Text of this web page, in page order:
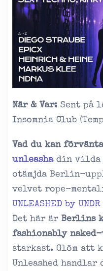
När & Var: Sent på
Insomnia Club
Vad du kan
unleashadin vilda
otämjda Berlin-
velvet rope-
UNLEASHED by
Det här är Berlins
fashionably
starkast. Glöm att
Unleashed handlar